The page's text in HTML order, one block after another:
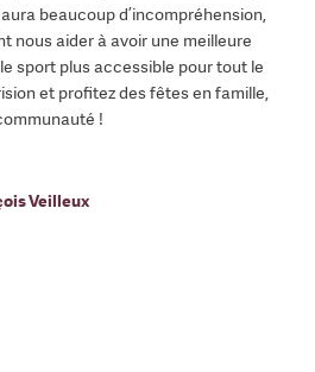
beaucoup d’incompréhension,
nous aider à avoir une meilleure
sport plus accessible pour tout le
et profitez des fêtes en famille,
!
Veilleux